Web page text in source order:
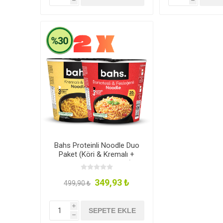
Bahs Proteinli Noodle Duo
Paket (Köri & Kremalı +
Domates & Fesleğen)
2x100g
499,90 ₺ 349,93 ₺
i
h
SEPETE EKLE